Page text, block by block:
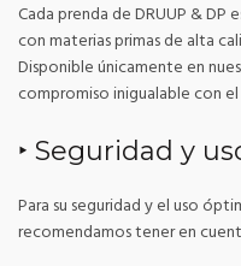
Cada prenda de DRUUP & DP
con materias primas de alta
Disponible únicamente en
compromiso inigualable con
‣ Seguridad y
Para su seguridad y el uso
recomendamos tener en